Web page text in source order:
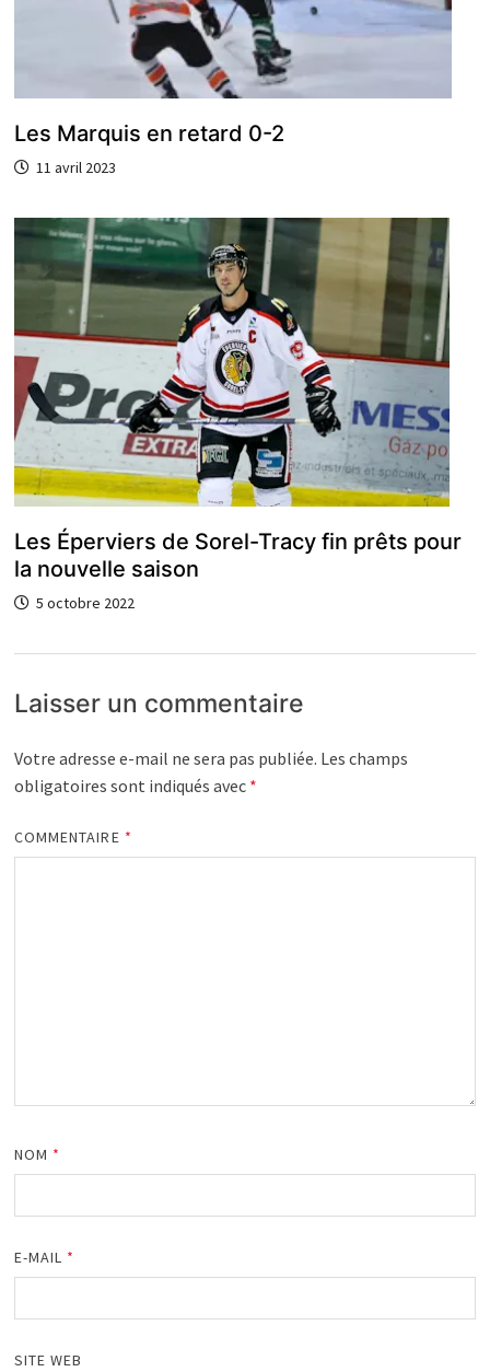
Les Marquis en retard 0-2
11 avril 2023
Les Éperviers de Sorel-Tracy fin prêts pour
la nouvelle saison
5 octobre 2022
Laisser un commentaire
Votre adresse e-mail ne sera pas publiée. Les champs
obligatoires sont indiqués avec *
COMMENTAIRE *
NOM *
E-MAIL *
SITE WEB